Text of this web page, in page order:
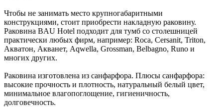
Чтобы не занимать место крупногабаритными
конструкциями, стоит приобрести накладную раковину.
Раковина BAU Hotel подходит для тумб со столешницей
практически любых фирм, например: Roca, Cersanit, Triton,
Акватон, Акванет, Aqwella, Grossman, Belbagno, Runo и
многих других.
Раковина изготовлена из санфарфора. Плюсы санфарфора:
высокие прочность и плотность, натуральный белый цвет,
минимальное влагопоглощение, гигиеничность,
долговечность.